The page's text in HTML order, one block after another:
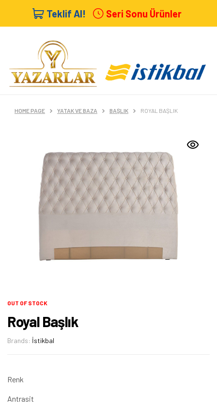
Teklif Al! Seri Sonu Ürünler
HOME PAGE YATAK VE BAZA BAŞLIK ROYAL BAŞLIK
OUT OF STOCK
Royal Başlık
Brands: İstikbal
Renk
Antrasit